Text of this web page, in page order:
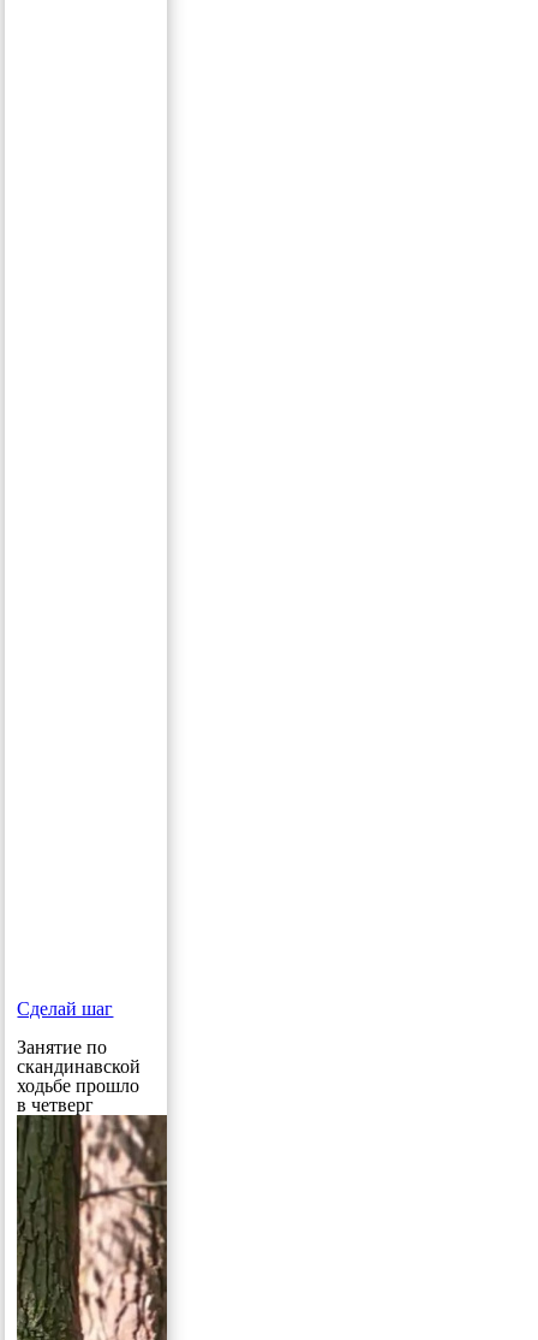
Сделай шаг
Занятие по
скандинавской
ходьбе прошло
в четверг